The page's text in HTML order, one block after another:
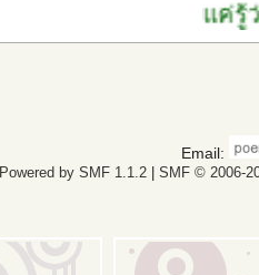
แค่รู้ว่า ที่
Email:
Powered by SMF 1.1.2| SMF © 2006-